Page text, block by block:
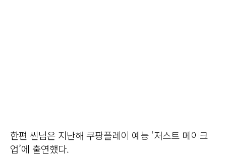
한편 씬님은 지난해 쿠팡플레이 예능 ‘저스트 메이크
업’에 출연했다.